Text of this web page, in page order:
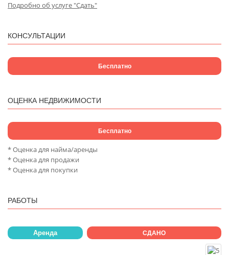
Подробно об услуге "Сдать"
КОНСУЛЬТАЦИИ
Бесплатно
ОЦЕНКА НЕДВИЖИМОСТИ
Бесплатно
* Оценка для найма/аренды
* Оценка для продажи
* Оценка для покупки
РАБОТЫ
Аренда СДАНО